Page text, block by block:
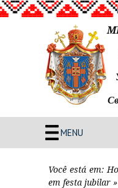
MENU
Você está em:
em festa jubilar »